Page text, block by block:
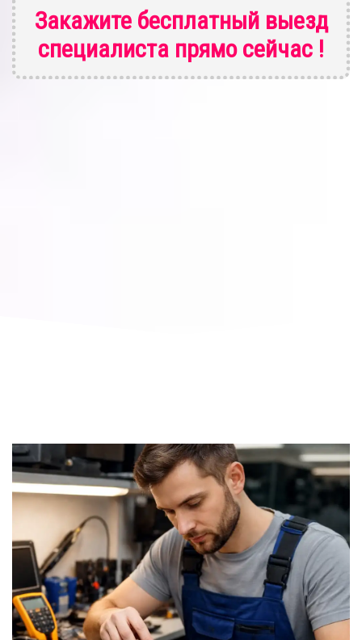
Закажите бесплатный выезд
специалиста прямо сейчас !